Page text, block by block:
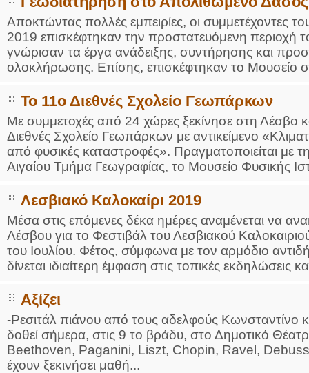
Αποκτώντας πολλές εμπειρίες, οι συμμετέχοντες
2019 επισκέφτηκαν την προστατευόμενη
γνώρισαν τα έργα ανάδειξης, συντήρησης και
ολοκλήρωσης. Επίσης, επισκέφτηκαν το Μουσείο
Το 11ο Διεθνές Σχολείο Γεωπάρκων
Με συμμετοχές από 24 χώρες ξεκίνησε στη Λέσβο
Διεθνές Σχολείο Γεωπάρκων με αντικείμενο
από φυσικές καταστροφές». Πραγματοποιείται με
Αιγαίου Τμήμα Γεωγραφίας, το Μουσείο Φυσικής
Λεσβιακό Καλοκαίρι 2019
Μέσα στις επόμενες δέκα ημέρες αναμένεται να
Λέσβου για το Φεστιβάλ του Λεσβιακού
του Ιουλίου. Φέτος, σύμφωνα με τον αρμόδιο
δίνεται ιδιαίτερη έμφαση στις τοπικές εκδηλώσεις
Αξίζει
-Ρεσιτάλ πιάνου από τους αδελφούς
δοθεί σήμερα, στις 9 το βράδυ, στο Δημοτικό
Beethoven, Paganini, Liszt, Chopin, Ravel, Debussy
έχουν ξεκινήσει μαθή...